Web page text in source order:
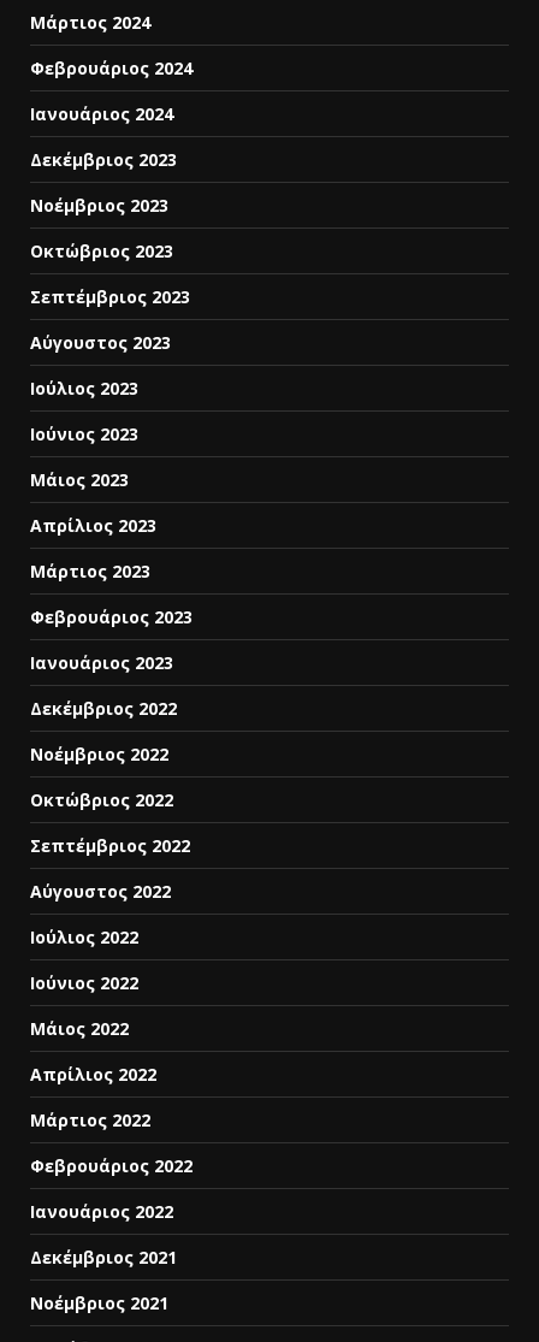
Μάρτιος 2024
Φεβρουάριος 2024
Ιανουάριος 2024
Δεκέμβριος 2023
Νοέμβριος 2023
Οκτώβριος 2023
Σεπτέμβριος 2023
Αύγουστος 2023
Ιούλιος 2023
Ιούνιος 2023
Μάιος 2023
Απρίλιος 2023
Μάρτιος 2023
Φεβρουάριος 2023
Ιανουάριος 2023
Δεκέμβριος 2022
Νοέμβριος 2022
Οκτώβριος 2022
Σεπτέμβριος 2022
Αύγουστος 2022
Ιούλιος 2022
Ιούνιος 2022
Μάιος 2022
Απρίλιος 2022
Μάρτιος 2022
Φεβρουάριος 2022
Ιανουάριος 2022
Δεκέμβριος 2021
Νοέμβριος 2021